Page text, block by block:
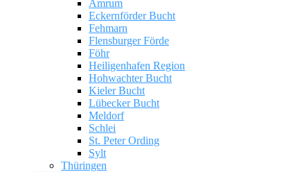
Amrum
Eckernförder Bucht
Fehmarn
Flensburger Förde
Föhr
Heiligenhafen Region
Hohwachter Bucht
Kieler Bucht
Lübecker Bucht
Meldorf
Schlei
St. Peter Ording
Sylt
Thüringen